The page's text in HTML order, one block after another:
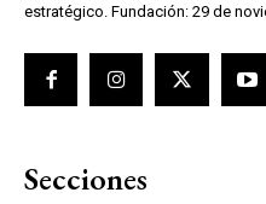
estratégico. Fundación: 29 de
Secciones